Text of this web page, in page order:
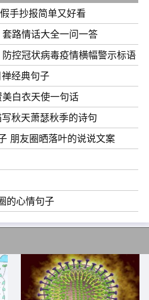
好的，只是执着于寻求最适合
发生的每一件事，特别是细
神紧绷，要解决内在的烦恼与妄
放下!
手抄报简单又好看
路情话大全一问一答
控冠状病毒疫情横幅警示标语
经典句子
白衣天使一句话
秋天萧瑟秋季的诗句
朋友圈晒落叶的说说文案
的心情句子